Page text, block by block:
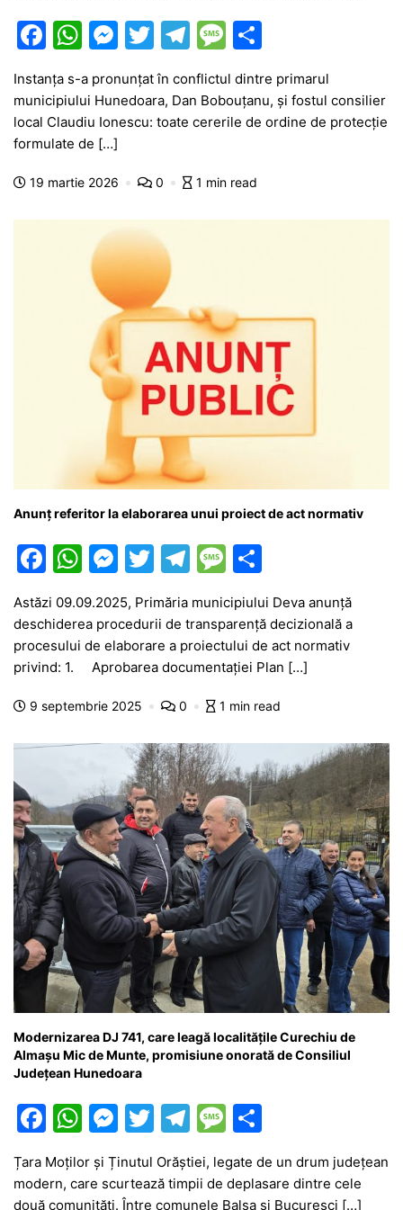
F
c
e
b
o
W
at
s
A
p
M
s
s
n
er
T
w
itt
er
T
el
e
gr
m
M
s
s
g
ta
je
Instanța s-a pronunțat în conflictul dintre primarul
municipiului Hunedoara, Dan Bobouțanu, și fostul consilier
local Claudiu Ionescu: toate cererile de ordine de protecție
formulate de […]
19 martie 2026 0 1 min read
Anunţ referitor la elaborarea unui proiect de act normativ
F
a
c
e
b
o
W
at
s
A
p
M
s
s
e
n
er
T
itt
er
T
e
gr
a
m
M
e
s
s
a
g
ar
ta
je
a
z
Astăzi 09.09.2025, Primăria municipiului Deva anunţă
deschiderea procedurii de transparenţă decizională a
procesului de elaborare a proiectului de act normativ
privind: 1. Aprobarea documentației Plan […]
9 septembrie 2025 0 1 min read
Modernizarea DJ 741, care leagă localitățile Curechiu de
Almașu Mic de Munte, promisiune onorată de Consiliul
Județean Hunedoara
F
c
W
at
M
e
s
T
itt
T
el
e
M
s ta
Țara Moților și Ținutul Orăștiei, legate de un drum județean
modern, care scurtează timpii de deplasare dintre cele
două comunități. Între comunele Balșa și Bucureșci […]